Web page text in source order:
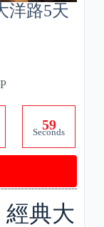
洋路5天
59
Seconds
典大